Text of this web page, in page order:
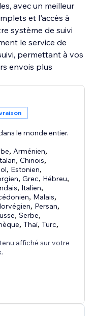
avec un meilleur
et l'accès à
système de suivi
le service de
permettant à vos
envois plus
le monde entier.
, Arménien,
,Chinois,
, Estonien,
,Grec, Hébreu,
, Italien,
, Malais,
, Persan,
,Serbe,
,Thaï,Turc,
affiché sur votre